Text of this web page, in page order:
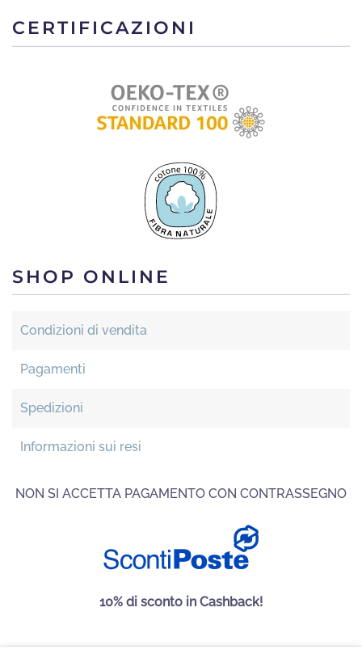
CERTIFICAZIONI
SHOP ONLINE
Condizioni di vendita
Pagamenti
Spedizioni
Informazioni sui resi
NON SI ACCETTA PAGAMENTO CON CONTRASSEGNO
10% di sconto in Cashback!